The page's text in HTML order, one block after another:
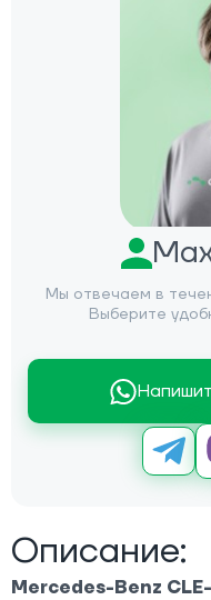
Мы отвечаем в
Выберите
Описание:
Mercedes-Benz